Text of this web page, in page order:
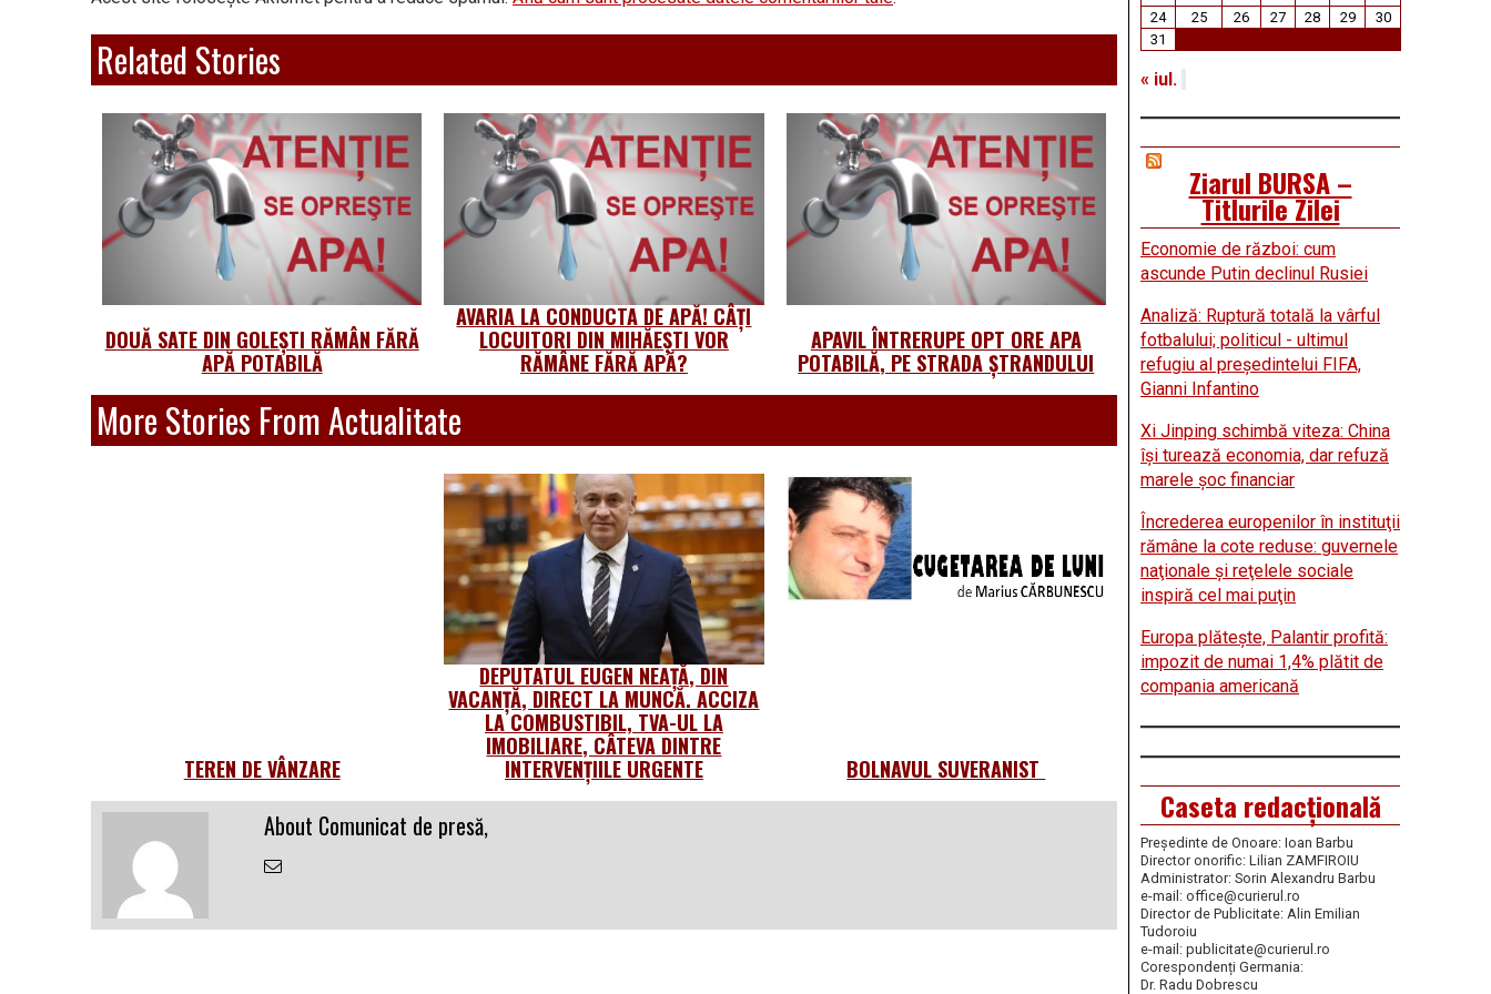
Related Stories
DOUĂ SATE DIN GOLEȘTI RĂMÂN FĂRĂ
APĂ POTABILĂ
AVARIA LA CONDUCTA DE APĂ! CÂȚI
LOCUITORI DIN MIHĂEȘTI VOR
RĂMÂNE FĂRĂ APĂ?
APAVIL ÎNTRERUPE OPT ORE APA
POTABILĂ, PE STRADA ȘTRANDULUI
More Stories From Actualitate
TEREN DE VÂNZARE
DEPUTATUL EUGEN NEAȚĂ, DIN
VACANȚĂ, DIRECT LA MUNCĂ. ACCIZA
LA COMBUSTIBIL, TVA-UL LA
IMOBILIARE, CÂTEVA DINTRE
INTERVENȚIILE URGENTE
BOLNAVUL SUVERANIST
About Comunicat de presă,
Email
24
25 26 27 28 29
30
31
« iul.
Ziarul BURSA –
Titlurile Zilei
Economie de război: cum
ascunde Putin declinul Rusiei
Analiză: Ruptură totală la vârful
fotbalului; politicul - ultimul
refugiu al preşedintelui FIFA,
Gianni Infantino
Xi Jinping schimbă viteza: China
îşi turează economia, dar refuză
marele şoc financiar
Încrederea europenilor în instituţii
rămâne la cote reduse: guvernele
naţionale şi reţelele sociale
inspiră cel mai puţin
Europa plăteşte, Palantir profită:
impozit de numai 1,4% plătit de
compania americană
Caseta redacțională
Președinte de Onoare: Ioan Barbu
Director onorific: Lilian ZAMFIROIU
Administrator: Sorin Alexandru Barbu
e-mail: office@curierul.ro
Director de Publicitate: Alin Emilian
Tudoroiu
e-mail: publicitate@curierul.ro
Corespondenți Germania:
Dr. Radu Dobrescu